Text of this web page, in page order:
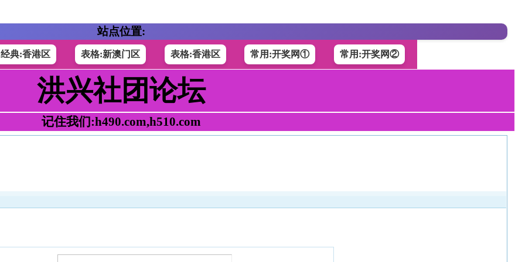
站点位置:
经典:香港区 表格:新澳门区 表格:香港区 常用:开奖网① 常用:开奖网②
洪兴社团论坛
记住我们:h490.com,h510.com